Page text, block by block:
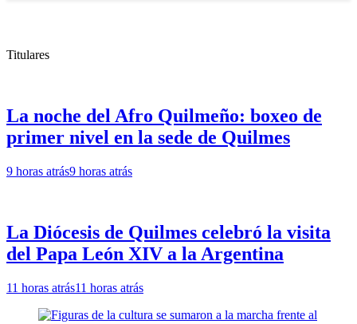
Titulares
La noche del Afro Quilmeño: boxeo de
primer nivel en la sede de Quilmes
9 horas atrás9 horas atrás
La Diócesis de Quilmes celebró la visita
del Papa León XIV a la Argentina
11 horas atrás11 horas atrás